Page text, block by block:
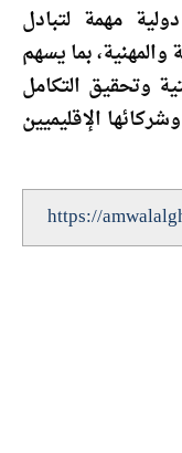
مهمة لتبادل
بما يسهم
وتحقيق التكامل
الإقليميين
https://